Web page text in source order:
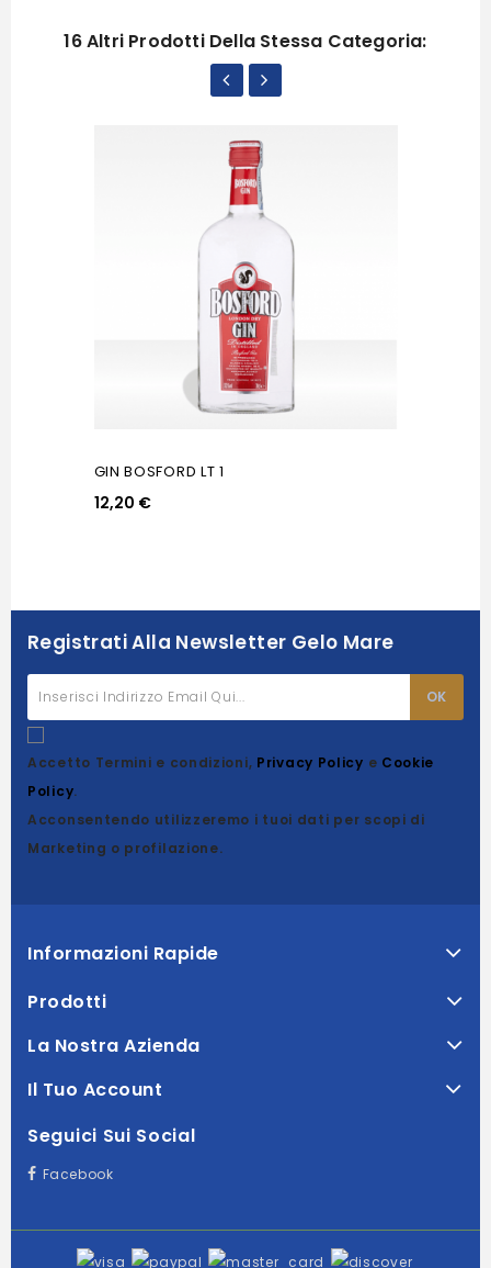
16 Altri Prodotti Della Stessa Categoria:
GIN BOSFORD LT 1
12,20 €
Registrati Alla Newsletter Gelo Mare
Accetto Termini e condizioni, Privacy Policy e Cookie
Policy.
Acconsentendo utilizzeremo i tuoi dati per scopi di
Marketing o profilazione.
Informazioni Rapide
Prodotti
La Nostra Azienda
Il Tuo Account
Seguici Sui Social
Facebook